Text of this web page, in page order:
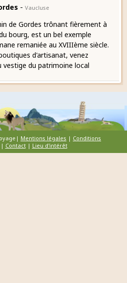
- Vaucluse
de Gordes trônant fièrement à
bourg, est un bel exemple
remaniée au XVIIIème siècle.
d'artisanat, venez
vestige du patrimoine local
Mentions légales | Conditions
| Contact| Lieu d'intérêt